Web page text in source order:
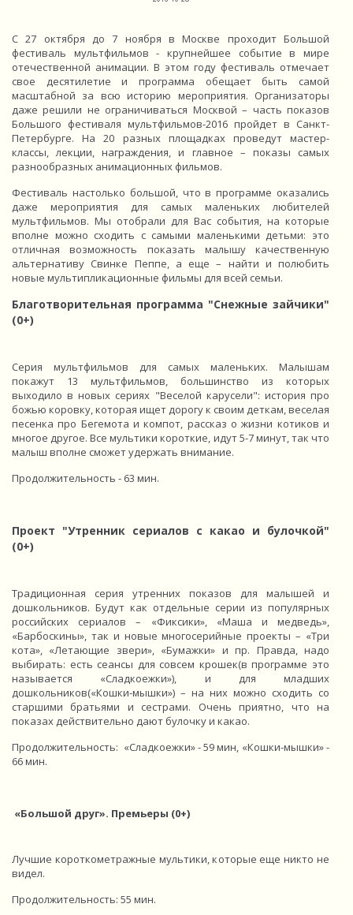
С 27 октября до 7 ноября в Москве проходит Большой
фестиваль мультфильмов - крупнейшее событие в мире
отечественной анимации. В этом году фестиваль отмечает
свое десятилетие и программа обещает быть самой
масштабной за всю историю мероприятия. Организаторы
даже решили не ограничиваться Москвой – часть показов
Большого фестиваля мультфильмов-2016 пройдет в Санкт-
Петербурге. На 20 разных площадках проведут мастер-
классы, лекции, награждения, и главное – показы самых
разнообразных анимационных фильмов.
Фестиваль настолько большой, что в программе оказались
даже мероприятия для самых маленьких любителей
мультфильмов. Мы отобрали для Вас события, на которые
вполне можно сходить с самыми маленькими детьми: это
отличная возможность показать малышу качественную
альтернативу Свинке Пеппе, а еще – найти и полюбить
новые мультипликационные фильмы для всей семьи.
Благотворительная программа "Снежные зайчики"
(0+)
Серия мультфильмов для самых маленьких. Малышам
покажут 13 мультфильмов, большинство из которых
выходило в новых сериях "Веселой карусели": история про
божью коровку, которая ищет дорогу к своим деткам, веселая
песенка про Бегемота и компот, рассказ о жизни котиков и
многое другое. Все мультики короткие, идут 5-7 минут, так что
малыш вполне сможет удержать внимание.
Продолжительность - 63 мин.
Проект "Утренник сериалов с какао и булочкой"
(0+)
Традиционная серия утренних показов для малышей и
дошкольников. Будут как отдельные серии из популярных
российских сериалов – «Фиксики», «Маша и медведь»,
«Барбоскины», так и новые многосерийные проекты – «Три
кота», «Летающие звери», «Бумажки» и пр. Правда, надо
выбирать: есть сеансы для совсем крошек(в программе это
называется «Сладкоежки»), и для младших
дошкольников(«Кошки-мышки») – на них можно сходить со
старшими братьями и сестрами. Очень приятно, что на
показах действительно дают булочку и какао.
Продолжительность: «Сладкоежки» - 59 мин, «Кошки-мышки» -
66 мин.
«Большой друг». Премьеры (0+)
Лучшие короткометражные мультики, которые еще никто не
видел.
Продолжительность: 55 мин.